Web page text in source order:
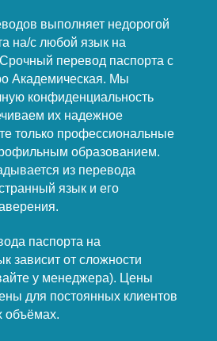
выполняет недорогой
на/с любой язык на
перевод паспорта с
Академическая. Мы
конфиденциальность
их надежное
только профессиональные
образованием.
из перевода
язык и его
паспорта на
зависит от сложности
у менеджера). Цены
для постоянных клиентов
объёмах.